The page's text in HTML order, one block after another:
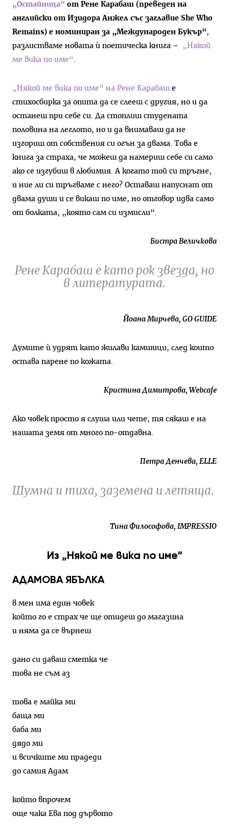
„Остайница“ от Рене Карабаш (преведен на
английски от Изидора Анжел със заглавие She Who
Remains) е номиниран за „Международен Букър“,
разлистваме новата ѝ поетическа книга – „Някой
ме вика по име“.
„Някой ме вика по име“ на Рене Карабаш е
стихосбирка за опита да се слееш с другия, но и да
останеш при себе си. Да стоплиш студената
половина на леглото, но и да внимаваш да не
изгориш от собствения си огън за двама. Това е
книга за страха, че можеш да намериш себе си само
ако се изгубиш в любимия. А когато той си тръгне,
и ние ли си тръгваме с него? Оставаш напуснат от
двама души и се викаш по име, но отговор идва само
от болката, „която сам си измисли“.
Бистра Величкова
Рене Карабаш е като рок звезда, но
в литературата.
Йоана Мирчева, GO GUIDE
Думите ѝ удрят като жилави камшици, след които
остава парене по кожата.
Кристина Димитрова, Webcafe
Ако човек просто я слуша или чете, тя сякаш е на
нашата земя от много по-отдавна.
Петра Денчева, ELLE
Шумна и тиха, заземена и летяща.
Тина Философова, IMPRESSIO
Из „Някой ме вика по име“
АДАМОВА ЯБЪЛКА
в мен има един човек
който го е страх че ще отидеш до магазина
и няма да се върнеш
дано си даваш сметка че
това не съм аз
това е майка ми
баща ми
баба ми
дядо ми
и всичките ми прадеди
до самия Адам
който впрочем
още чака Ева под дървото